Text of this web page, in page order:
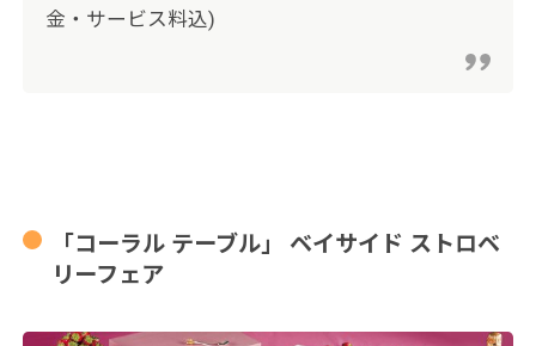
金・サービス料込)
「コーラル テーブル」 ベイサイド ストロベ
リーフェア